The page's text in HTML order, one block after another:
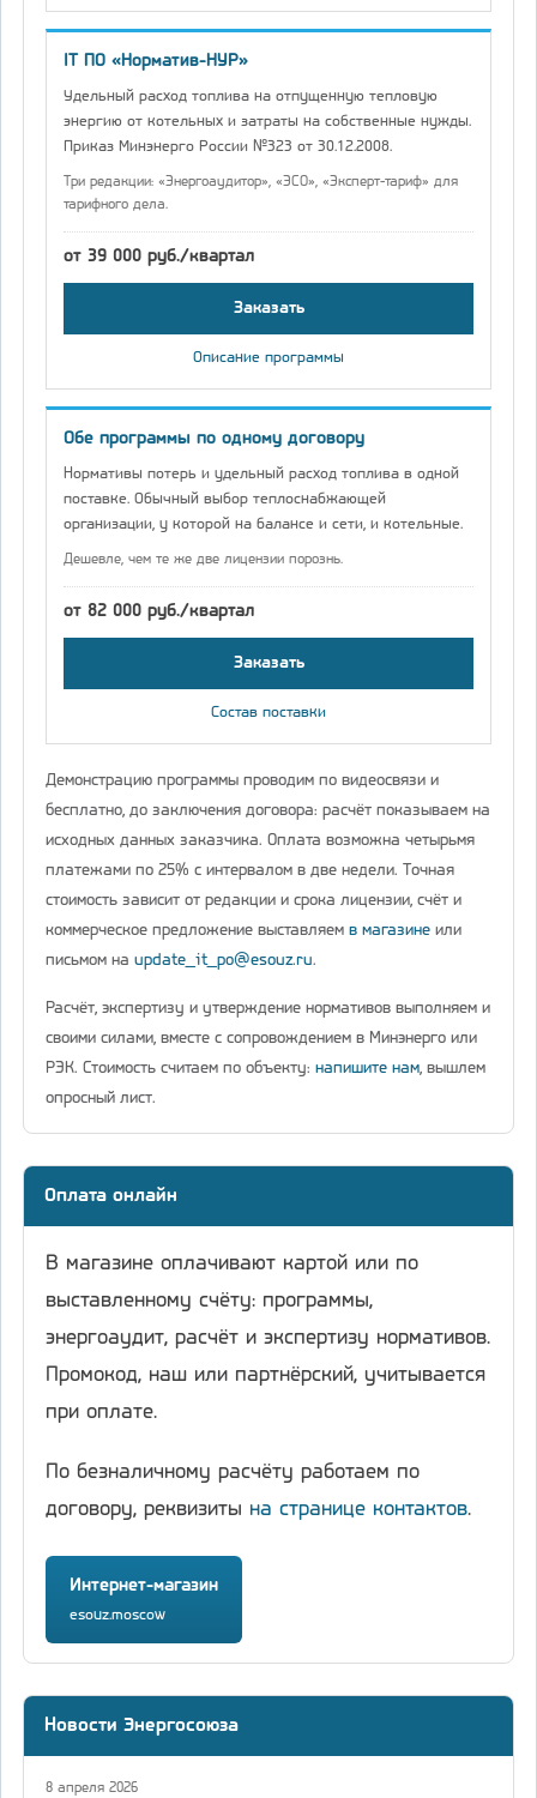
IT ПО «Норматив-НУР»
Удельный расход топлива на отпущенную тепловую
энергию от котельных и затраты на собственные нужды.
Приказ Минэнерго России №323 от 30.12.2008.
Три редакции: «Энергоаудитор», «ЭСО», «Эксперт-тариф» для
тарифного дела.
от 39 000 руб./квартал
Заказать
Описание программы
Обе программы по одному договору
Нормативы потерь и удельный расход топлива в одной
поставке. Обычный выбор теплоснабжающей
организации, у которой на балансе и сети, и котельные.
Дешевле, чем те же две лицензии порознь.
от 82 000 руб./квартал
Заказать
Состав поставки
Демонстрацию программы проводим по видеосвязи и
бесплатно, до заключения договора: расчёт показываем на
исходных данных заказчика. Оплата возможна четырьмя
платежами по 25% с интервалом в две недели. Точная
стоимость зависит от редакции и срока лицензии, счёт и
коммерческое предложение выставляем в магазине или
письмом на update_it_po@esouz.ru.
Расчёт, экспертизу и утверждение нормативов выполняем и
своими силами, вместе с сопровождением в Минэнерго или
РЭК. Стоимость считаем по объекту: напишите нам, вышлем
опросный лист.
Оплата онлайн
В магазине оплачивают картой или по
выставленному счёту: программы,
энергоаудит, расчёт и экспертизу нормативов.
Промокод, наш или партнёрский, учитывается
при оплате.
По безналичному расчёту работаем по
договору, реквизиты на странице контактов.
Интернет-магазин
esouz.moscow
Новости Энергосоюза
8 апреля 2026